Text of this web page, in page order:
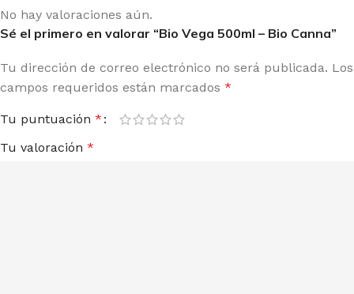
No hay valoraciones aún.
Sé el primero en valorar “Bio Vega 500ml – Bio Canna”
Tu dirección de correo electrónico no será publicada. Los
campos requeridos están marcados *
Tu puntuación *
Tu valoración *